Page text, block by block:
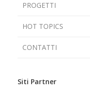
PROGETTI
HOT TOPICS
CONTATTI
Siti Partner